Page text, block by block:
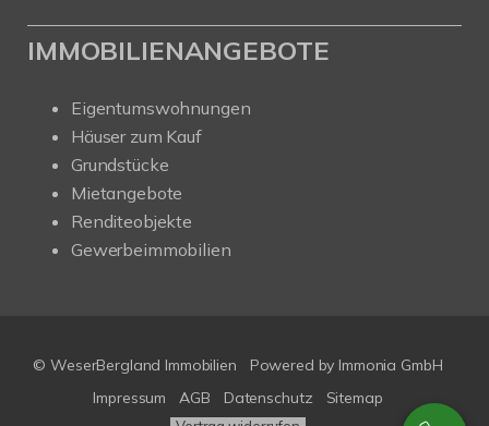
IMMOBILIENANGEBOTE
Eigentumswohnungen
Häuser zum Kauf
Grundstücke
Mietangebote
Renditeobjekte
Gewerbeimmobilien
© WeserBergland Immobilien Powered by Immonia GmbH
Impressum
AGB Datenschutz Sitemap